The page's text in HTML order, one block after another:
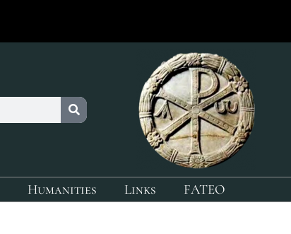
Humanities Links FATEO